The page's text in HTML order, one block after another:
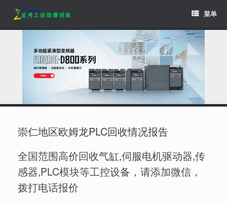
content
菜单
崇仁地区欧姆龙PLC回收情况报告
全国范围高价回收气缸,伺服电机驱动器,传
感器,PLC模块等工控设备，请添加微信，
拨打电话报价